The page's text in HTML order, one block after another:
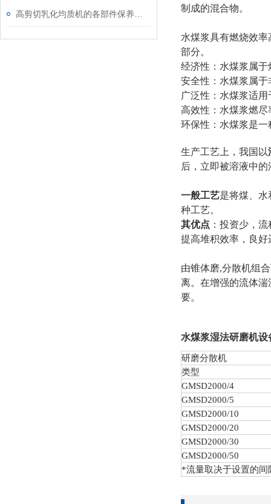
制成的混合物。
水煤浆具有燃烧效
部分。
经济性：水煤浆属
安全性：水煤浆属
广泛性：水煤浆适
高效性：水煤浆燃
环保性：水煤浆是
生产工艺上，我国以
后，立即被溶液中
一般工艺是将煤、
种工艺。
其优点 ：投资少，
提高堆积效率，良
由锥体磨,分散机组
离。在增强的流体
要。
水煤浆湿法研磨机设
研磨分散机
类型
GMSD2000/4
GMSD2000/5
GMSD2000/10
GMSD2000/20
GMSD2000/30
GMSD2000/50
*流量取决于设置的间